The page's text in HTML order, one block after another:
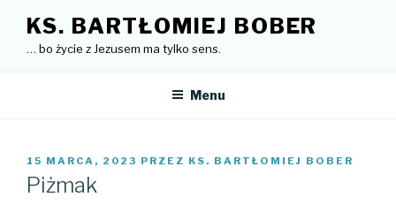
treści
KS. BARTŁOMIEJ BOBER
… bo życie z Jezusem ma tylko sens.
Menu
OPUBLIKOWANE
W
15 MARCA, 2023 PRZEZ KS. BARTŁOMIEJ BOBER
Piżmak